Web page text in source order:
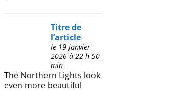
Titre de
l’article
le 19 janvier
2026 à 22 h 50
min
The Northern Lights look
even more beautiful